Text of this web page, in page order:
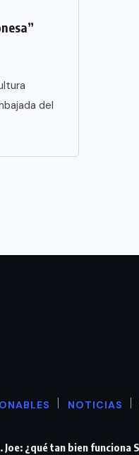
del
NOTICIAS
Joe: ¿qué tan bien funciona